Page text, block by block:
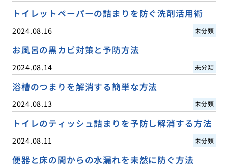
トイレットペーパーの詰まりを防ぐ洗剤活用術
2024.08.16 未分類
お風呂の黒カビ対策と予防方法
2024.08.14 未分類
浴槽のつまりを解消する簡単な方法
2024.08.13 未分類
トイレのティッシュ詰まりを予防し解消する方法
2024.08.11 未分類
便器と床の間からの水漏れを未然に防ぐ方法